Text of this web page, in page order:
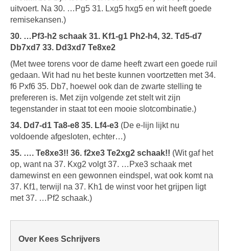
uitvoert. Na 30. …Pg5 31. Lxg5 hxg5 en wit heeft goede
remisekansen.)
30. …Pf3-h2 schaak 31. Kf1-g1 Ph2-h4, 32. Td5-d7
Db7xd7 33. Dd3xd7 Te8xe2
(Met twee torens voor de dame heeft zwart een goede ruil
gedaan. Wit had nu het beste kunnen voortzetten met 34.
f6 Pxf6 35. Db7, hoewel ook dan de zwarte stelling te
prefereren is. Met zijn volgende zet stelt wit zijn
tegenstander in staat tot een mooie slotcombinatie.)
34. Dd7-d1 Ta8-e8 35. Lf4-e3 (De e-lijn lijkt nu
voldoende afgesloten, echter…)
35. …. Te8xe3!! 36. f2xe3 Te2xg2 schaak!! (Wit gaf het
op, want na 37. Kxg2 volgt 37. …Pxe3 schaak met
damewinst en een gewonnen eindspel, wat ook komt na
37. Kf1, terwijl na 37. Kh1 de winst voor het grijpen ligt
met 37. …Pf2 schaak.)
Over Kees Schrijvers